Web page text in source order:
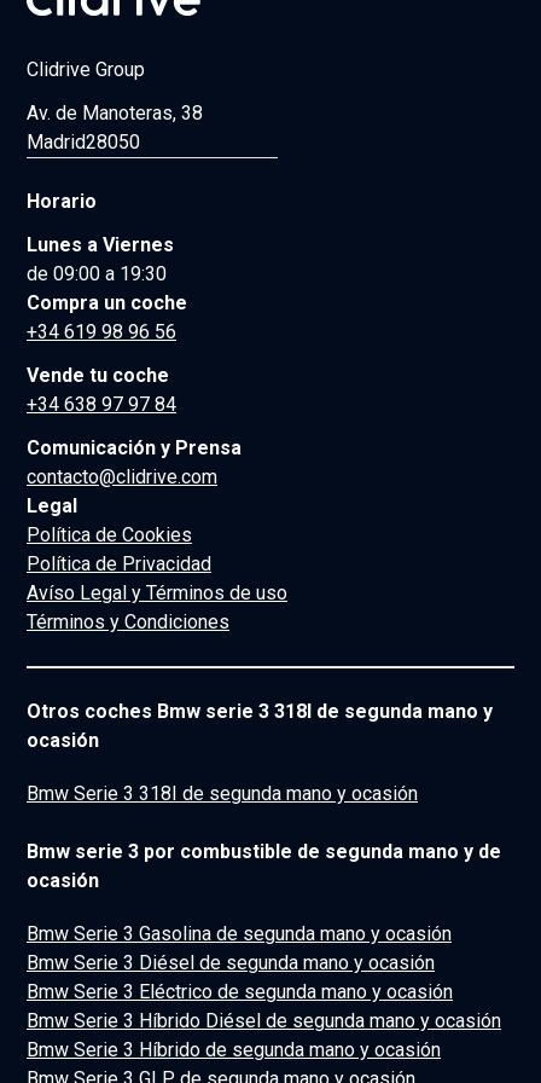
Clidrive Group
Av. de Manoteras, 38
Madrid28050
Horario
Lunes a Viernes
de 09:00 a 19:30
Compra un coche
+34 619 98 96 56
Vende tu coche
+34 638 97 97 84
Comunicación y Prensa
contacto@clidrive.com
Legal
Política de Cookies
Política de Privacidad
Avíso Legal y Términos de uso
Términos y Condiciones
Otros coches Bmw serie 3 318I de segunda mano y
ocasión
Bmw Serie 3 318I de segunda mano y ocasión
Bmw serie 3 por combustible de segunda mano y de
ocasión
Bmw Serie 3 Gasolina de segunda mano y ocasión
Bmw Serie 3 Diésel de segunda mano y ocasión
Bmw Serie 3 Eléctrico de segunda mano y ocasión
Bmw Serie 3 Híbrido Diésel de segunda mano y ocasión
Bmw Serie 3 Híbrido de segunda mano y ocasión